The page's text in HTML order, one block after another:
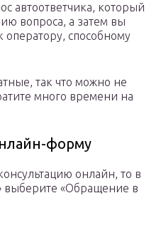
автоответчика, который
вопроса, а затем вы
способному
так что можно не
много времени на
форму
онлайн, то в
выберите «Обращение в